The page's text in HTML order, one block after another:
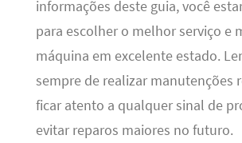
informações deste guia, você
para escolher o melhor serviço e
máquina em excelente estado.
sempre de realizar manutenções
ficar atento a qualquer sinal de
evitar reparos maiores no futuro.